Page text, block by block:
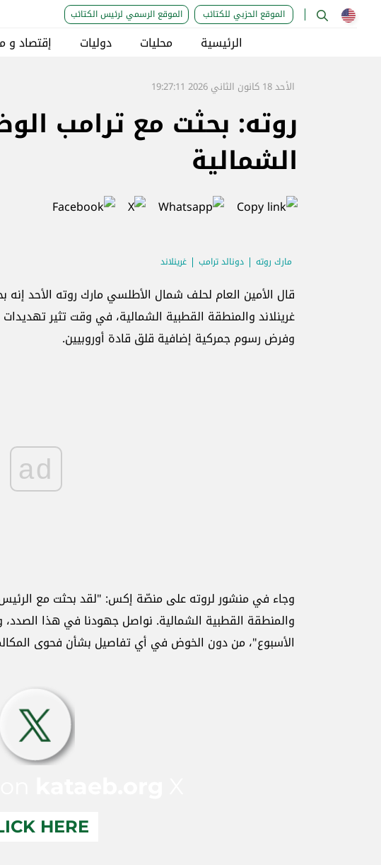
الموقع الحزبي للكتائب الموقع الرسمي لرئيس الكتائب
الرئيسية محليات دوليات إقتصاد و
الأحد 18 كانون الثاني 2026 19:27:11
روته: بحثت مع ترامب
الشمالية
مارك روته دونالد ترامب غرينلاند
قال الأمين العام لحلف شمال الأطلسي مارك روته الأحد
غرينلاند والمنطقة القطبية الشمالية، في وقت تثير
وفرض رسوم جمركية إضافية قلق قادة أوروبيين.
ad
وجاء في منشور لروته على منصّة إكس: "لقد بحثت مع الرئيس
والمنطقة القطبية الشمالية. نواصل جهودنا في هذا
الأسبوع"، من دون الخوض في أي تفاصيل بشأن فحوى
HERE